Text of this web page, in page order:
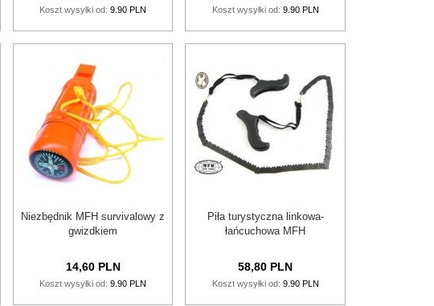
Koszt wysyłki od:9.90 PLN Koszt wysyłki od: 9.90 PLN
Niezbędnik MFH survivalowy z
gwizdkiem
14,60 PLN
Koszt wysyłki od:9.90 PLN
Piła turystyczna linkowa-
łańcuchowa MFH
58,80 PLN
Koszt wysyłki od: 9.90 PLN